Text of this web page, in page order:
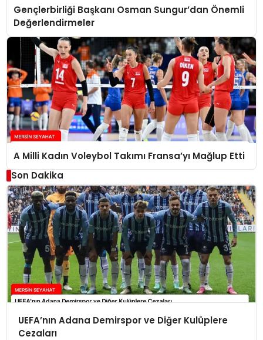
Gençlerbirliği Başkanı Osman Sungur’dan Önemli
Değerlendirmeler
A Milli Kadın Voleybol Takımı Fransa’yı Mağlup Etti
Son Dakika
UEFA’nın Adana Demirspor ve Diğer Kulüplere
Cezaları